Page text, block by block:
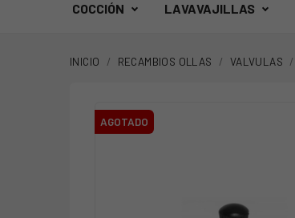
COCCIÓN LAVAVAJILLAS
INICIO RECAMBIOS OLLAS VALVULAS
AGOTADO